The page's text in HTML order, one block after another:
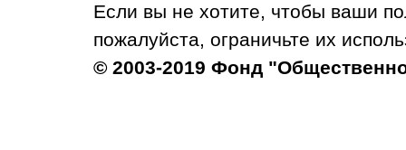
Если вы не хотите, чтобы ваши
пожалуйста, ограничьте их
© 2003-2019 Фонд